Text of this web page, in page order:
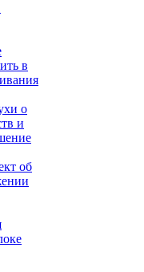
в
о
и
об